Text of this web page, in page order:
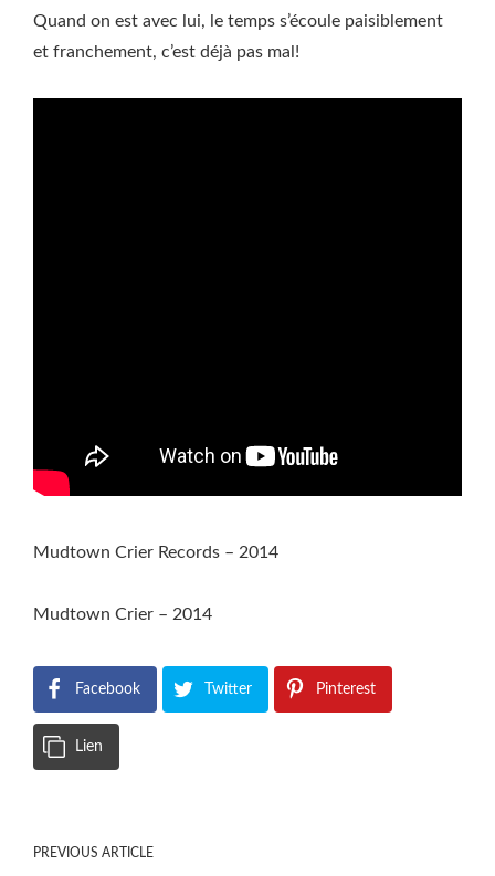
Quand on est avec lui, le temps s’écoule paisiblement
et franchement, c’est déjà pas mal!
Mudtown Crier Records – 2014
Mudtown Crier – 2014
Facebook Twitter Pinterest
Lien
PREVIOUS ARTICLE